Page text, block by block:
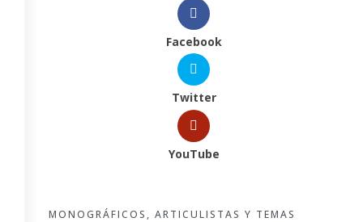
Facebook
Twitter
YouTube
MONOGRÁFICOS, ARTICULISTAS Y TEMAS